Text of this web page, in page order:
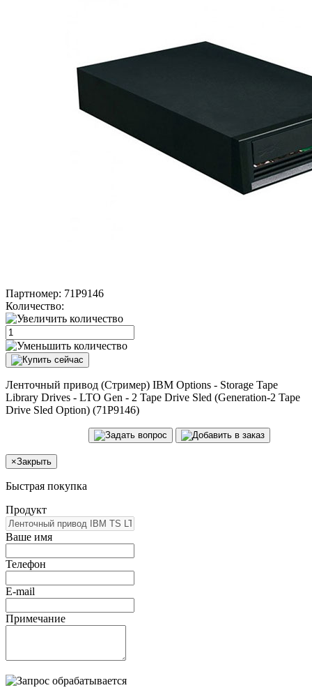
Партномер: 71P9146
Количество:
Ленточный привод (Стример) IBM Options - Storage Tape
Library Drives - LTO Gen - 2 Tape Drive Sled (Generation-2 Tape
Drive Sled Option) (71P9146)
×Закрыть
Быстрая покупка
Продукт
Ваше имя
Телефон
E-mail
Примечание